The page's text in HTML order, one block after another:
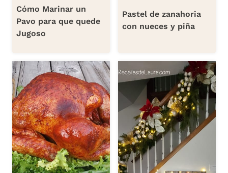
Cómo Marinar un
Pavo para que quede
Jugoso
Pastel de zanahoria
con nueces y piña